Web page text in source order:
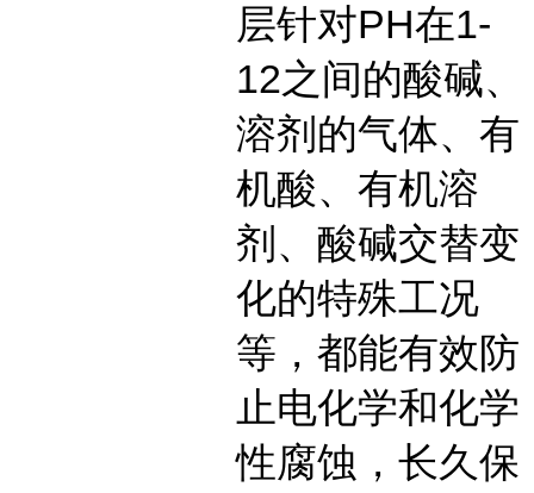
层针对PH在1-
12之间的酸碱、
溶剂的气体、有
机酸、有机溶
剂、酸碱交替变
化的特殊工况
等，都能有效防
止电化学和化学
性腐蚀，长久保